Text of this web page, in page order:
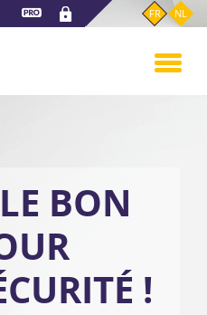
FR NL
BON
!